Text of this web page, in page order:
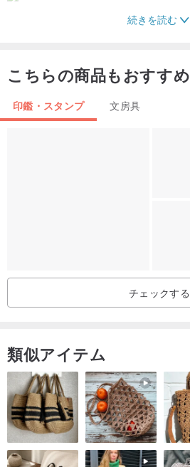
Sun
続きを読む
こちらの商品もおすすめ
印鑑・スタンプ 文房具
チェックする
類似アイテム